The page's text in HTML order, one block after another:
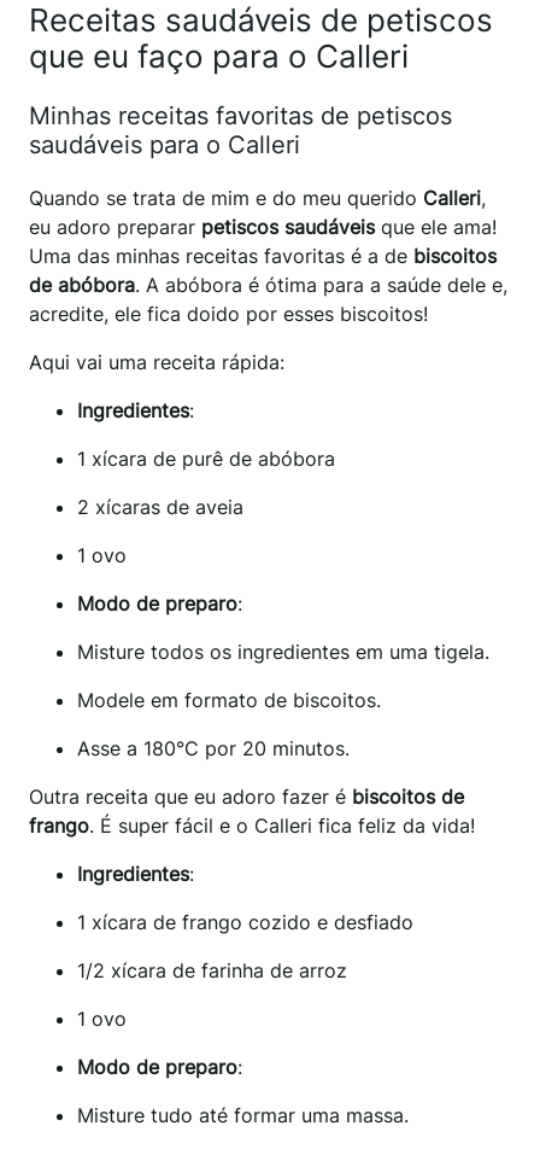
Receitas saudáveis de petiscos
que eu faço para o Calleri
Minhas receitas favoritas de petiscos
saudáveis para o Calleri
Quando se trata de mim e do meu querido Calleri,
eu adoro preparar petiscos saudáveisque ele ama!
Uma das minhas receitas favoritas é a de biscoitos
de abóbora. A abóbora é ótima para a saúde dele e,
acredite, ele fica doido por esses biscoitos!
Aqui vai uma receita rápida:
Ingredientes:
1 xícara de purê de abóbora
2 xícaras de aveia
1 ovo
Modo de preparo:
Misture todos os ingredientes em uma tigela.
Modele em formato de biscoitos.
Asse a 180°C por 20 minutos.
Outra receita que eu adoro fazer é biscoitos de
frango. É super fácil e o Calleri fica feliz da vida!
Ingredientes:
1 xícara de frango cozido e desfiado
1/2 xícara de farinha de arroz
1 ovo
Modo de preparo:
Misture tudo até formar uma massa.